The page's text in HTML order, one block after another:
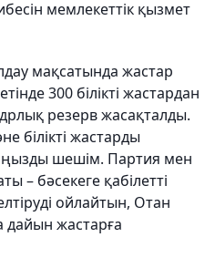
мемлекеттік қызмет
мақсатында жастар
300 білікті жастардан
резерв жасақталды.
білікті жастарды
шешім. Партия мен
– бәсекеге қабілетті
ойлайтын, Отан
дайын жастарға